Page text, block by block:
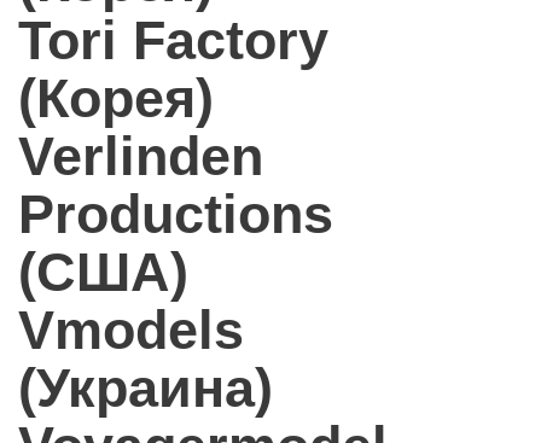
Tori Factory
(Корея)
Verlinden
Productions
(США)
Vmodels
(Украина)